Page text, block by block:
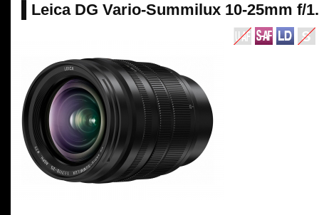
Leica DG Vario-Summilux 10-25mm f/